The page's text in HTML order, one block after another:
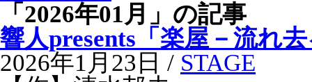
「2026年01月」の記事
響人presents「楽屋－流れ
2026年1月23日 / STAGE